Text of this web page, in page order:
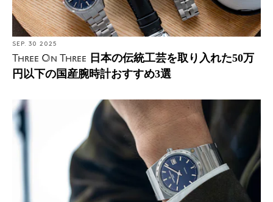
SEP. 30 2025
Three On Three 日本の伝統工芸を取り入れた50万
円以下の国産腕時計おすすめ3選